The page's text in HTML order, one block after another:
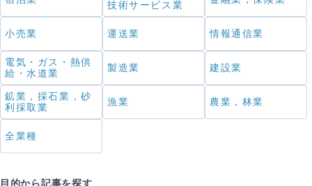
技術サービス業
小売業 運送業 情報通信業
電気・ガス・熱供
給・水道業
製造業 建設業
鉱業，採石業，砂
利採取業
漁業 農業，林業
全業種
目的から記事を探す